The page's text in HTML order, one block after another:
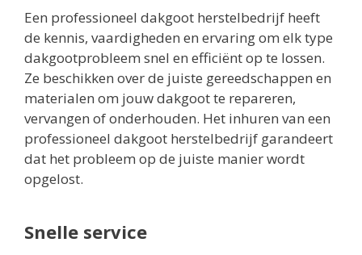
Een professioneel dakgoot herstelbedrijf heeft
de kennis, vaardigheden en ervaring om elk type
dakgootprobleem snel en efficiënt op te lossen.
Ze beschikken over de juiste gereedschappen en
materialen om jouw dakgoot te repareren,
vervangen of onderhouden. Het inhuren van een
professioneel dakgoot herstelbedrijf garandeert
dat het probleem op de juiste manier wordt
opgelost.
Snelle service